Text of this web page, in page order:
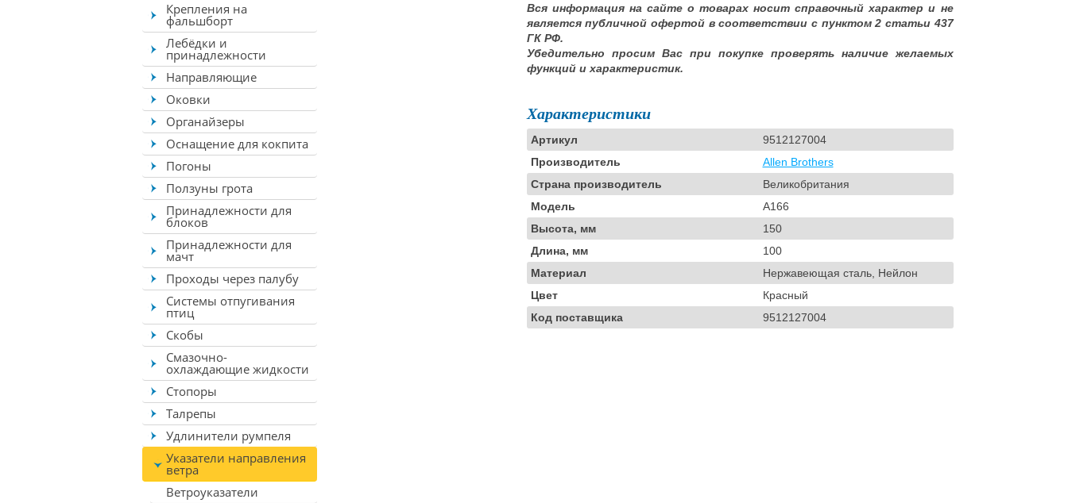
Крепления на
фальшборт
Лебёдки и
принадлежности
Направляющие
Оковки
Органайзеры
Оснащение для кокпита
Погоны
Ползуны грота
Принадлежности для
блоков
Принадлежности для
мачт
Проходы через палубу
Системы отпугивания
птиц
Скобы
Смазочно-
охлаждающие жидкости
Стопоры
Талрепы
Удлинители румпеля
Указатели направления
ветра
Ветроуказатели
Вся информация на сайте о товарах носит справочный характер и не
является публичной офертой в соответствии с пунктом 2 статьи 437
ГК РФ.
Убедительно просим Вас при покупке проверять наличие желаемых
функций и характеристик.
Характеристики
Артикул
9512127004
Производитель
Allen Brothers
Страна производитель
Великобритания
Модель
A166
Высота, мм
150
Длина, мм
100
Материал
Нержавеющая сталь, Нейлон
Цвет
Красный
Код поставщика
9512127004